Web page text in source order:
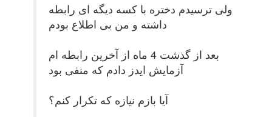
ولی ترسیدم دختره با کسه دیگه ای رابطه
داشته و من بی اطلاع بودم
بعد از گذشت 4 ماه از آخرین رابطه ام
آزمایش ایدز دادم که منفی بود
آیا بازم نیازه که تکرار کنم؟